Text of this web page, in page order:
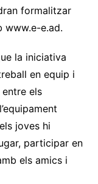
formalitzar
www.e-e.ad.
la iniciativa
en equip i
els
joves hi
participar en
els amics i